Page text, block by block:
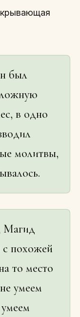
был
в одно
молитвы,
Магид
с похожей
то место
умеем